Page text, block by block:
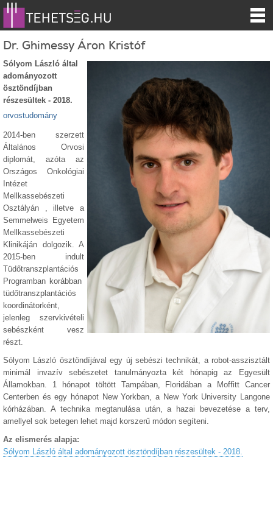
Dr. Ghimessy Áron Kristóf
Sólyom László által
adományozott
ösztöndíjban
részesültek - 2018.
orvostudomány
2014-ben szerzett
Általános Orvosi
diplomát, azóta az
Országos Onkológiai
Intézet
Mellkassebészeti
Osztályán , illetve a
Semmelweis Egyetem
Mellkassebészeti
Klinikáján dolgozik. A
2015-ben indult
Tüdőtranszplantációs
Programban korábban
tüdőtranszplantációs
koordinátorként,
jelenleg szervkivételi
sebészként vesz
részt.
Sólyom László ösztöndíjával egy új sebészi technikát, a robot-asszisztált
minimál invazív sebészetet tanulmányozta két hónapig az Egyesült
Államokban. 1 hónapot töltött Tampában, Floridában a Moffitt Cancer
Centerben és egy hónapot New Yorkban, a New York University Langone
kórházában. A technika megtanulása után, a hazai bevezetése a terv,
amellyel sok betegen lehet majd korszerű módon segíteni.
Az elismerés alapja:
Sólyom László által adományozott ösztöndíjban részesültek - 2018.